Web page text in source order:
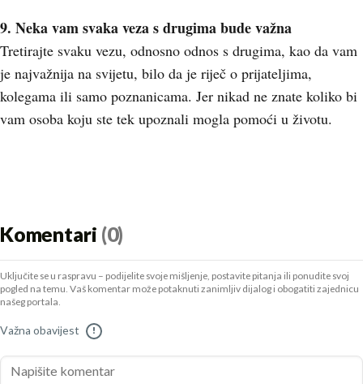
9. Neka vam svaka veza s drugima bude važna
Tretirajte svaku vezu, odnosno odnos s drugima, kao da vam
je najvažnija na svijetu, bilo da je riječ o prijateljima,
kolegama ili samo poznanicama. Jer nikad ne znate koliko bi
vam osoba koju ste tek upoznali mogla pomoći u životu.
Komentari (0)
Uključite se u raspravu – podijelite svoje mišljenje, postavite pitanja ili ponudite svoj
pogled na temu. Vaš komentar može potaknuti zanimljiv dijalog i obogatiti zajednicu
našeg portala.
Važna obavijest !